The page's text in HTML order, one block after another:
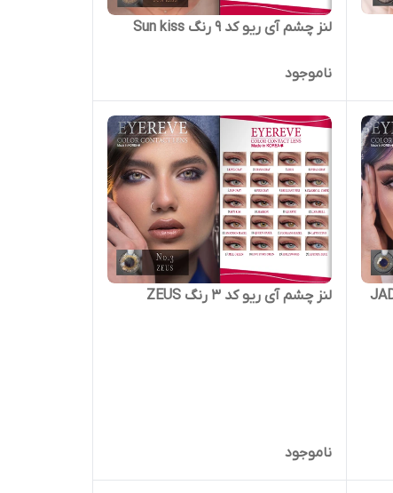
لنز چشم آی ریو کد 9 رنگ Sun kiss
ناموجود
لنز چشم آی ریو کد 3 رنگ ZEUS
ناموجود